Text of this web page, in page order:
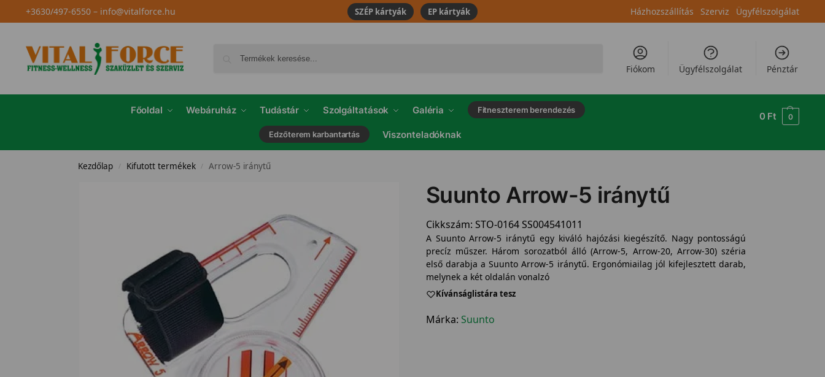
+3630/497-6550– info@vitalforce.hu SZÉP kártyák EP kártyák Házhozszállítás Szerviz Ügyfélszolgálat
Fiókom Ügyfélszolgálat Pénztár
Főoldal Webáruház Tudástár Szolgáltatások Galéria Fitneszterem berendezés
Edzőterem karbantartás Viszonteladóknak
0 Ft 0
Kezdőlap / Kifutott termékek / Arrow-5 iránytű
Suunto Arrow-5 iránytű
Cikkszám: STO-0164 SS004541011
A Suunto Arrow-5 iránytű egy kiváló hajózási kiegészítő. Nagy pontosságú
precíz műszer. Három sorozatból álló (Arrow-5, Arrow-20, Arrow-30) széria
első darabja a Suunto Arrow-5 iránytű. Ergonómiailag jól kifejlesztett darab,
melynek a két oldalán vonalzó
Kívánságlistára tesz
Márka: Suunto